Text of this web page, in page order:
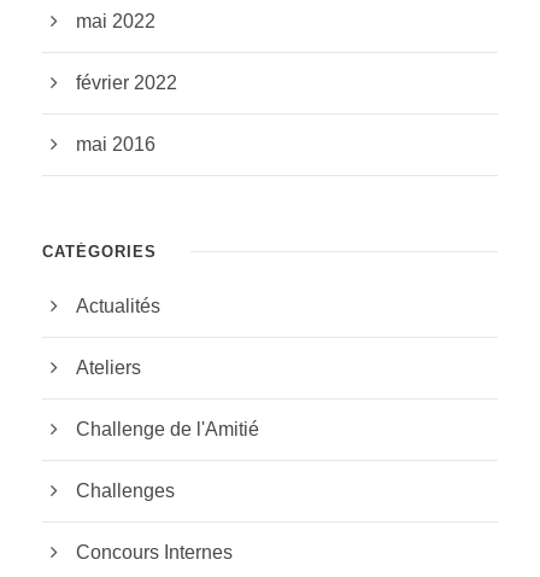
mai 2022
février 2022
mai 2016
CATÉGORIES
Actualités
Ateliers
Challenge de l'Amitié
Challenges
Concours Internes